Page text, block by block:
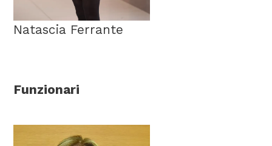
Natascia Ferrante
Funzionari